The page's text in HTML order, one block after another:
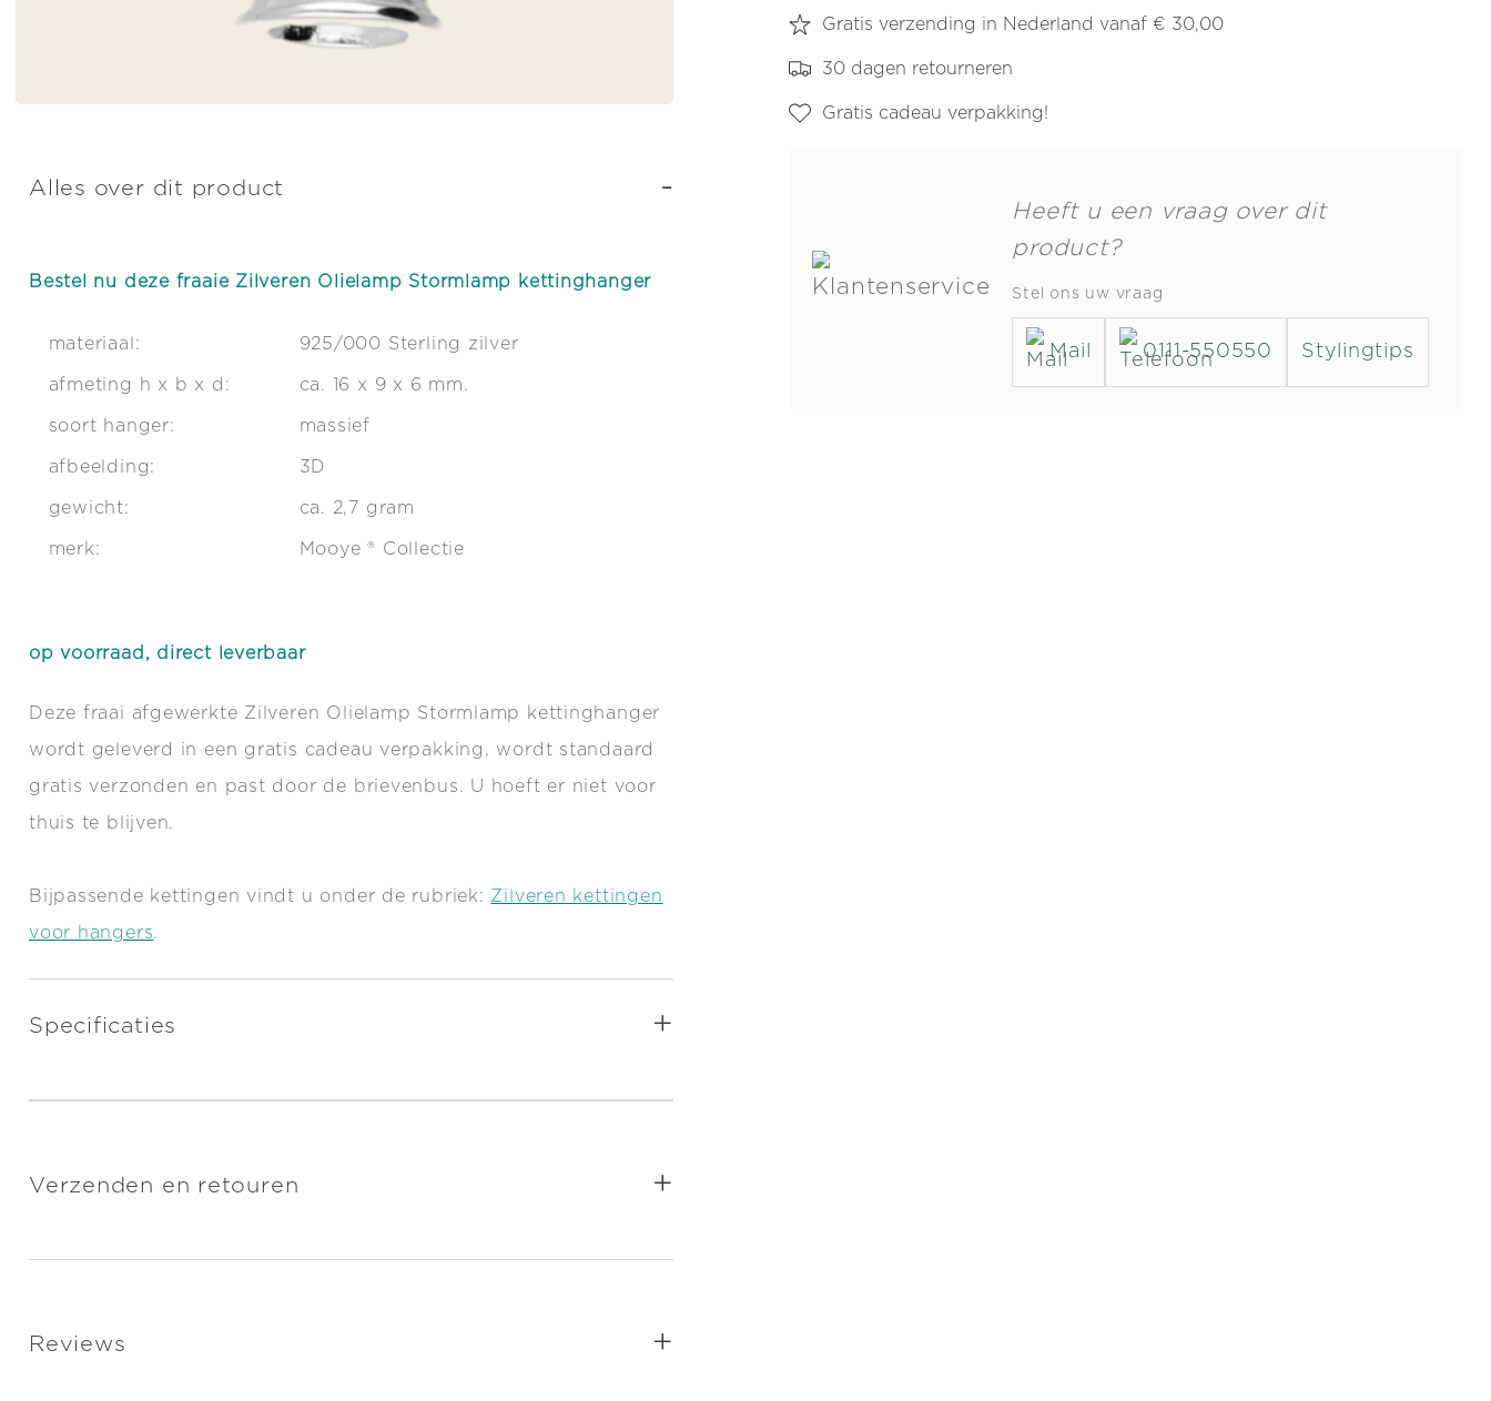
Alles over dit product -
Bestel nu deze fraaie Zilveren Olielamp Stormlamp kettinghanger
materiaal: 925/000 Sterling zilver
afmeting h x b x d: ca. 16 x 9 x 6 mm.
soort hanger: massief
afbeelding: 3D
gewicht: ca. 2,7 gram
merk: Mooye ® Collectie
op voorraad, direct leverbaar
Deze fraai afgewerkte Zilveren Olielamp Stormlamp kettinghanger
wordt geleverd in een gratis cadeau verpakking, wordt standaard
gratis verzonden en past door de brievenbus. U hoeft er niet voor
thuis te blijven.
Bijpassende kettingen vindt u onder de rubriek: Zilveren kettingen
voor hangers.
Specificaties +
Verzenden en retouren +
Reviews +
Gratis verzending in Nederland vanaf € 30,00
30 dagen retourneren
Gratis cadeau verpakking!
Heeft u een vraag over dit
product?
Stel ons uw vraag
Mail 0111-550550 Stylingtips